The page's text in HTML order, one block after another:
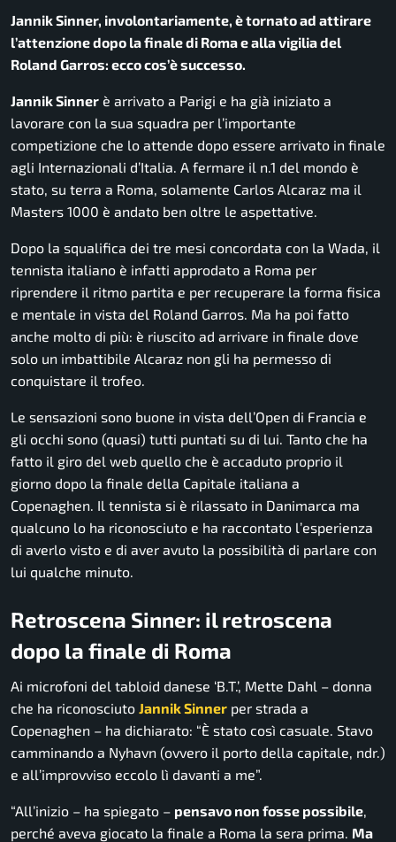
Jannik Sinner, involontariamente, è tornato ad attirare
l’attenzione dopo la finale di Roma e alla vigilia del
Roland Garros: ecco cos’è successo.
Jannik Sinner è arrivato a Parigi e ha già iniziato a
lavorare con la sua squadra per l’importante
competizione che lo attende dopo essere arrivato in finale
agli Internazionali d’Italia. A fermare il n.1 del mondo è
stato, su terra a Roma, solamente Carlos Alcaraz ma il
Masters 1000 è andato ben oltre le aspettative.
Dopo la squalifica dei tre mesi concordata con la Wada, il
tennista italiano è infatti approdato a Roma per
riprendere il ritmo partita e per recuperare la forma fisica
e mentale in vista del Roland Garros. Ma ha poi fatto
anche molto di più: è riuscito ad arrivare in finale dove
solo un imbattibile Alcaraz non gli ha permesso di
conquistare il trofeo.
Le sensazioni sono buone in vista dell’Open di Francia e
gli occhi sono (quasi) tutti puntati su di lui. Tanto che ha
fatto il giro del web quello che è accaduto proprio il
giorno dopo la finale della Capitale italiana a
Copenaghen. Il tennista si è rilassato in Danimarca ma
qualcuno lo ha riconosciuto e ha raccontato l’esperienza
di averlo visto e di aver avuto la possibilità di parlare con
lui qualche minuto.
Retroscena Sinner: il retroscena
dopo la finale di Roma
Ai microfoni del tabloid danese ‘B.T.’, Mette Dahl – donna
che ha riconosciuto Jannik Sinner per strada a
Copenaghen – ha dichiarato: “È stato così casuale. Stavo
camminando a Nyhavn (ovvero il porto della capitale, ndr.)
e all’improvviso eccolo lì davanti a me”.
“All’inizio – ha spiegato – pensavo non fosse possibile
perché aveva giocato la finale a Roma la sera prima. Ma